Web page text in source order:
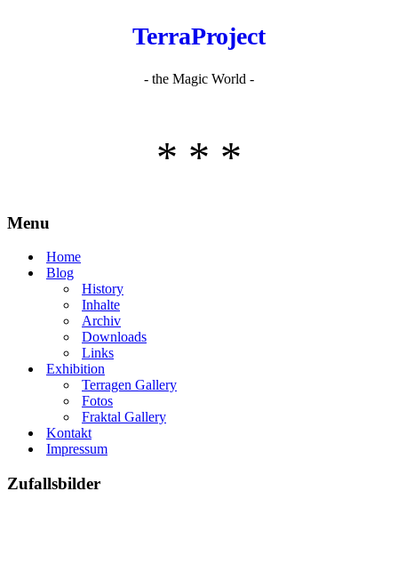
TerraProject
- the Magic World -
* * *
Menu
Home
Blog
History
Inhalte
Archiv
Downloads
Links
Exhibition
Terragen Gallery
Fotos
Fraktal Gallery
Kontakt
Impressum
Zufallsbilder